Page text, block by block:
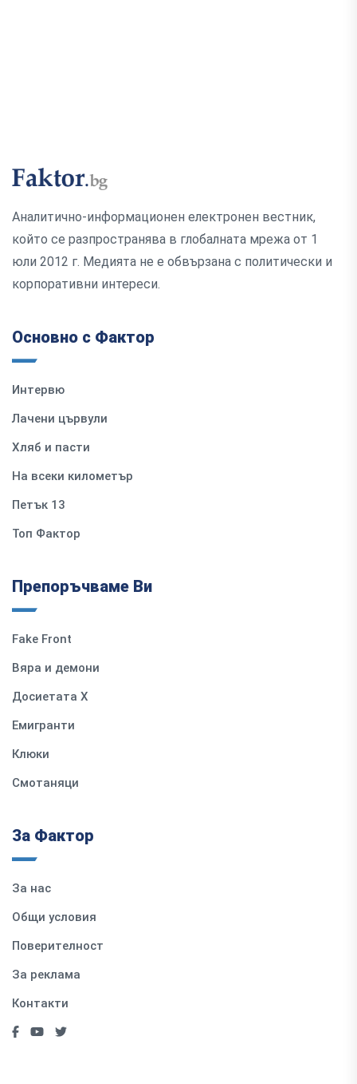
Аналитично-информационен електронен вестник,
който се разпространява в глобалната мрежа от 1
юли 2012 г. Медията не е обвързана с политически и
корпоративни интереси.
Основно с Фактор
Интервю
Лачени цървули
Хляб и пасти
На всеки километър
Петък 13
Топ Фактор
Препоръчваме Ви
Fake Front
Вяра и демони
Досиетата Х
Емигранти
Клюки
Смотаняци
За Фактор
За нас
Общи условия
Поверителност
За реклама
Контакти